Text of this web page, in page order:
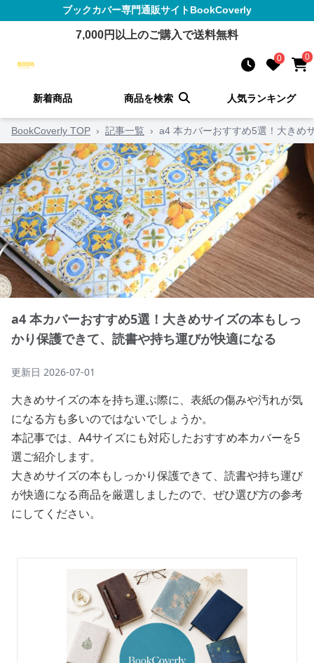
ブックカバー専門通販サイトBookCoverly
7,000円以上のご購入で送料無料
0 0
新着商品 商品を検索 人気ランキング
BookCoverly TOP › 記事一覧 › a4 本カバーおすすめ5選！大きめ
a4 本カバーおすすめ5選！大きめサイズの本もしっ
かり保護できて、読書や持ち運びが快適になる
更新日 2026-07-01
大きめサイズの本を持ち運ぶ際に、表紙の傷みや汚れが気
になる方も多いのではないでしょうか。
本記事では、A4サイズにも対応したおすすめ本カバーを5
選ご紹介します。
大きめサイズの本もしっかり保護できて、読書や持ち運び
が快適になる商品を厳選しましたので、ぜひ選び方の参考
にしてください。